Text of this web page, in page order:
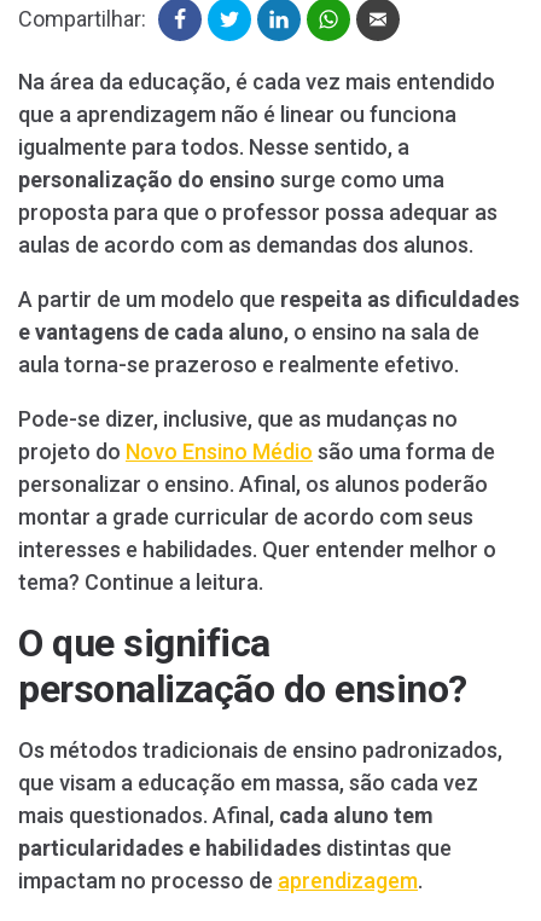
Compartilhar:
Na área da educação, é cada vez mais entendido
que a aprendizagem não é linear ou funciona
igualmente para todos. Nesse sentido, a
personalização do ensino surge como uma
proposta para que o professor possa adequar as
aulas de acordo com as demandas dos alunos.
A partir de um modelo que respeita as dificuldades
e vantagens de cada aluno, o ensino na sala de
aula torna-se prazeroso e realmente efetivo.
Pode-se dizer, inclusive, que as mudanças no
projeto do Novo Ensino Médio são uma forma de
personalizar o ensino. Afinal, os alunos poderão
montar a grade curricular de acordo com seus
interesses e habilidades. Quer entender melhor o
tema? Continue a leitura.
O que significa
personalização do ensino?
Os métodos tradicionais de ensino padronizados,
que visam a educação em massa, são cada vez
mais questionados. Afinal, cada aluno tem
particularidades e habilidades distintas que
impactam no processo de aprendizagem.